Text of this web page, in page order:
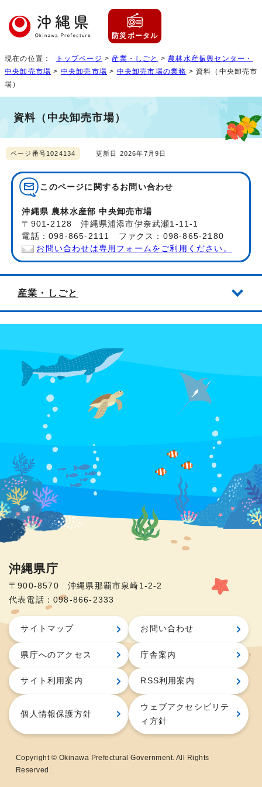
防災ポータル
現在の位置： トップページ > 産業・しごと > 農林水産振興センター・
中央卸売市場 > 中央卸売市場 > 中央卸売市場の業務 > 資料（中央卸売市
場）
資料（中央卸売市場）
ページ番号1024134 更新日 2026年7月9日
このページに関する お問い合わせ
沖縄県 農林水産部 中央卸売市場
〒901-2128 沖縄県浦添市伊奈武瀬1-11-1
電話：098-865-2111 ファクス：098-865-2180
お問い合わせは専用フォームをご利用ください。
産業・しごと
沖縄県庁
〒900-8570 沖縄県那覇市泉崎1-2-2
代表電話：098-866-2333
サイトマップ お問い合わせ
県庁へのアクセス 庁舎案内
サイト利用案内 RSS利用案内
個人情報保護方針
ウェブアクセシビリテ
ィ方針
Copyright © Okinawa Prefectural Government. All Rights
Reserved.